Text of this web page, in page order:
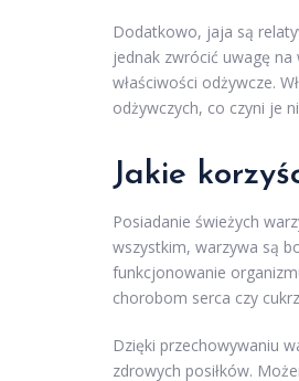
Dodatkowo, jaja są
jednak zwrócić uwagę
właściwości odżywcze.
odżywczych, co czyni je
Jakie
Posiadanie świeżych
wszystkim, warzywa są
funkcjonowanie
chorobom serca czy
Dzięki przechowywaniu
zdrowych posiłków.